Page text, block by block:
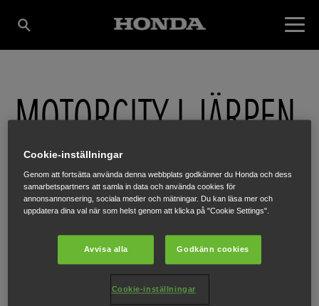
MOTORCITY I JÄRPEN
AB
STRANDVÄGEN 42,JÄRPEN,83731
HÄR FÅR DU MER INFORMATION
Cookie-inställningar
Genom att fortsätta använda denna webbplats godkänner du Honda och dess
samarbetspartners att samla in data och använda cookies för
annonsannonsering, sociala medier och mätningar. Du kan läsa mer och
uppdatera dina val när som helst genom att klicka på "Cookie Settings".
Avvisa alla Godkänn cookies
Cookie-inställningar